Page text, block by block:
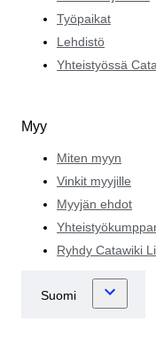
Työpaikat
Lehdistö
Yhteistyössä
Myy
Miten myyn
Vinkit myyjille
Myyjän ehdot
Ryhdy Catawiki